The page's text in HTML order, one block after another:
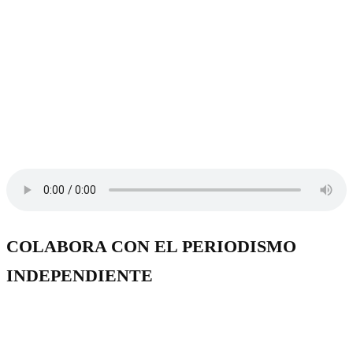
COLABORA CON EL PERIODISMO
INDEPENDIENTE